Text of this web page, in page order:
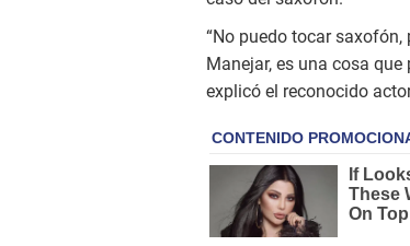
“No puedo tocar
Manejar, es una cosa
explicó el reconocido